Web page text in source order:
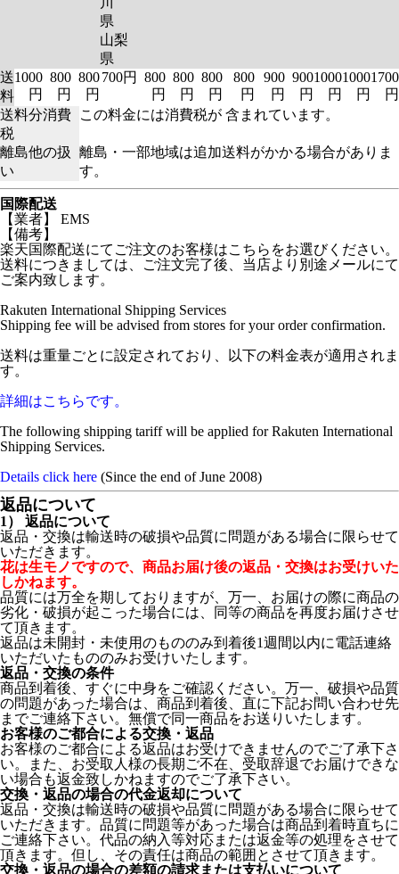
県
山梨
県
送
料
1000
円
800
円
800
円
700円
800
円
800
円
800
円
800
円
900
円
900
円
1000
円
1000
円
1700
円
送料分消費
税
この料金には消費税が 含まれています。
離島他の扱
い
離島・一部地域は追加送料がかかる場合がありま
す。
国際配送
【業者】 EMS
【備考】
楽天国際配送にてご注文のお客様はこちらをお選びください。
送料につきましては、ご注文完了後、当店より別途メールにて
ご案内致します。
Rakuten International Shipping Services
Shipping fee will be advised from stores for your order confirmation.
送料は重量ごとに設定されており、以下の料金表が適用されま
す。
詳細はこちらです。
The following shipping tariff will be applied for Rakuten International
Shipping Services.
Details click here (Since the end of June 2008)
返品について
1） 返品について
返品・交換は輸送時の破損や品質に問題がある場合に限らせて
いただきます。
花は生モノですので、商品お届け後の返品・交換はお受けいた
しかねます。
品質には万全を期しておりますが、万一、お届けの際に商品の
劣化・破損が起こった場合には、同等の商品を再度お届けさせ
て頂きます。
返品は未開封・未使用のもののみ到着後1週間以内に電話連絡
いただいたもののみお受けいたします。
返品・交換の条件
商品到着後、すぐに中身をご確認ください。万一、破損や品質
の問題があった場合は、商品到着後、直に下記お問い合わせ先
までご連絡下さい。無償で同一商品をお送りいたします。
お客様のご都合による交換・返品
お客様のご都合による返品はお受けできませんのでご了承下さ
い。また、お受取人様の長期ご不在、受取辞退でお届けできな
い場合も返金致しかねますのでご了承下さい。
交換・返品の場合の代金返却について
返品・交換は輸送時の破損や品質に問題がある場合に限らせて
いただきます。品質に問題等があった場合は商品到着時直ちに
ご連絡下さい。代品の納入等対応または返金等の処理をさせて
頂きます。但し、その責任は商品の範囲とさせて頂きます。
交換・返品の場合の差額の請求または支払いについて